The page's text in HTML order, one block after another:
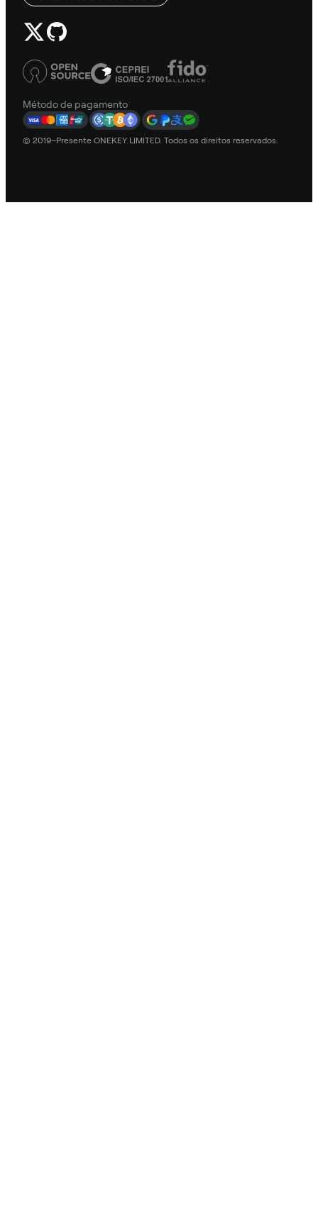
Método de pagamento
© 2019–Presente ONEKEY LIMITED. Todos os direitos reservados.